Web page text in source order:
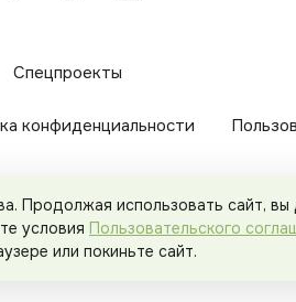
Спецпроекты
конфиденциальности
. Все права защищены.
Продолжая использовать сайт,
условия Пользовательского
или покиньте сайт.